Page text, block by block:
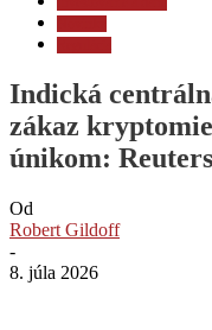
Indická
zákaz
únikom: Reuters
Od
Robert Gildoff
-
8. júla 2026